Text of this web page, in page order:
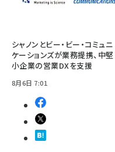
シャノンとビー・ビー・コミュニ
ケーションズが業務提携、中堅
小企業の営業DXを支援
8月6日 7:01